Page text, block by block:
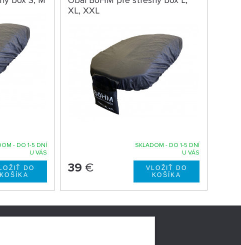
- DO 1-5 DNÍ
U VÁS
XL, XXL
SKLADOM - DO 1-5 DNÍ
U VÁS
39 €